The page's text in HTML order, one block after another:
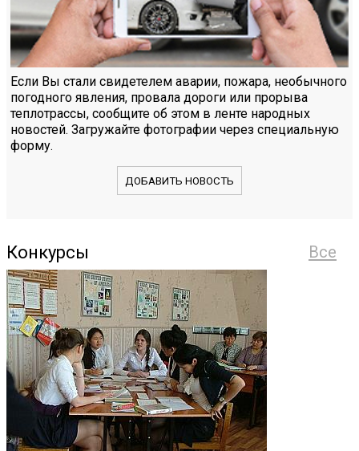
Если Вы стали свидетелем аварии, пожара, необычного
погодного явления, провала дороги или прорыва
теплотрассы, сообщите об этом в ленте народных
новостей. Загружайте фотографии через специальную
форму.
ДОБАВИТЬ НОВОСТЬ
Все
Конкурсы